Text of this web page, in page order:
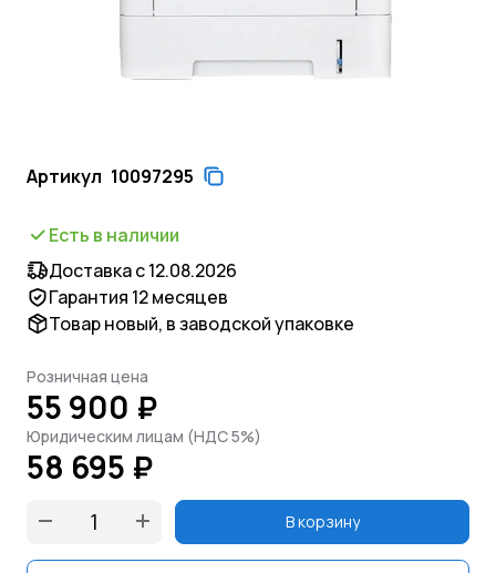
Артикул 10097295
Есть в наличии
Доставка с 12.08.2026
Гарантия 12 месяцев
Товар новый, в заводской упаковке
Розничная цена
55 900 ₽
Юридическим лицам (НДС 5%)
58 695 ₽
В корзину